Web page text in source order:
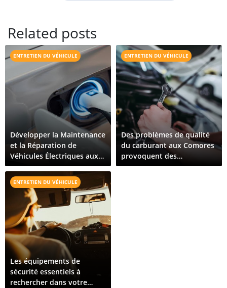
Related posts
ENTRETIEN DU VÉHICULE
Développer la Maintenance
et la Réparation de
Véhicules Électriques aux
Comores : Ce Qu'il Faut
Pour Croître
ENTRETIEN DU VÉHICULE
Des problèmes de qualité
du carburant aux Comores
provoquent des
dysfonctionnements de
ENTRETIEN DU VÉHICULE
Les équipements de
sécurité essentiels à
rechercher dans votre